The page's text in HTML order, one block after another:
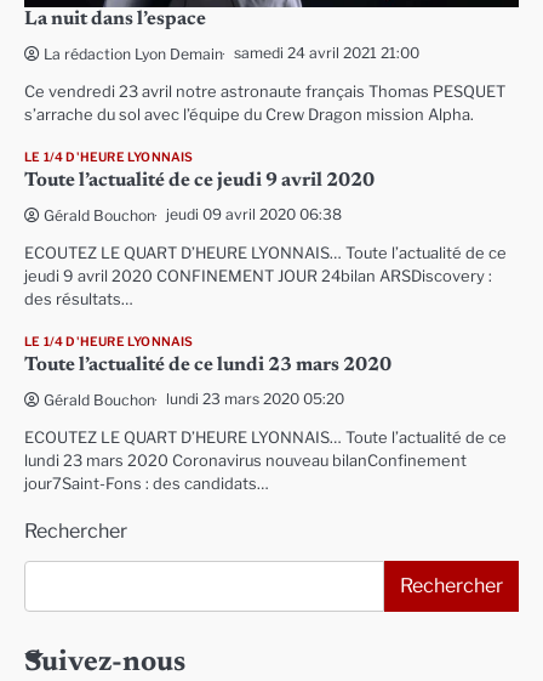
La nuit dans l’espace
La rédaction Lyon Demain samedi 24 avril 2021 21:00
Ce vendredi 23 avril notre astronaute français Thomas PESQUET
s’arrache du sol avec l’équipe du Crew Dragon mission Alpha.
LE 1/4 D'HEURE LYONNAIS
Toute l’actualité de ce jeudi 9 avril 2020
Gérald Bouchon jeudi 09 avril 2020 06:38
ECOUTEZ LE QUART D’HEURE LYONNAIS… Toute l’actualité de ce
jeudi 9 avril 2020 CONFINEMENT JOUR 24bilan ARSDiscovery :
des résultats…
LE 1/4 D'HEURE LYONNAIS
Toute l’actualité de ce lundi 23 mars 2020
Gérald Bouchon lundi 23 mars 2020 05:20
ECOUTEZ LE QUART D’HEURE LYONNAIS… Toute l’actualité de ce
lundi 23 mars 2020 Coronavirus nouveau bilanConfinement
jour7Saint-Fons : des candidats…
Rechercher
Rechercher
Suivez-nous